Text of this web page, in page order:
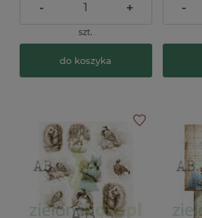
- +
szt.
do koszyka
-